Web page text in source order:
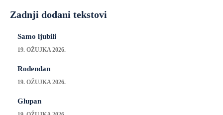
Zadnji dodani tekstovi
Samo ljubili
19. OŽUJKA 2026.
Rođendan
19. OŽUJKA 2026.
Glupan